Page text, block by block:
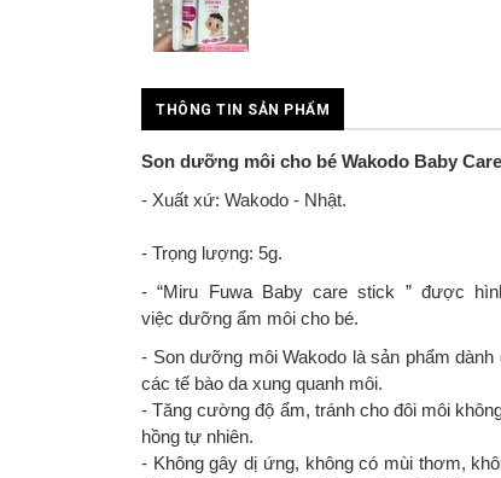
THÔNG TIN SẢN PHẨM
Son dưỡng môi cho bé Wakodo Baby
- Xuất xứ: Wakodo - Nhật.
- Trọng lượng: 5g.
- “Miru Fuwa Baby care stick ” được
việc dưỡng ẩm môi cho bé.
- Son dưỡng môi Wakodo là sản phẩm
các tế bào da xung quanh môi.
- Tăng cường độ ẩm, tránh cho đôi môi
hồng tự nhiên.
- Không gây dị ứng, không có mùi thơm,